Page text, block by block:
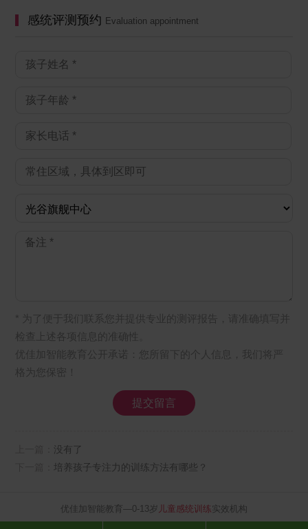
感统评测预约 Evaluation appointment
* 为了便于我们联系您并提供专业的测评报告，请准确填写并
检查上述各项信息的准确性。
优佳加智能教育公开承诺：您所留下的个人信息，我们将严
格为您保密！
没有了
培养孩子专注力的训练方法有哪些？
优佳加智能教育—0-13岁 儿童感统训练实效机构